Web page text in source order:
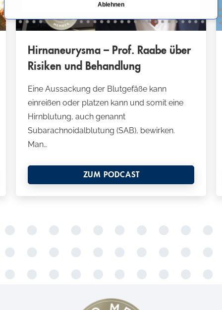
s
a
s
w
h
l
Ablehnen
Hirnaneurysma – Prof. Raabe über
Risiken und Behandlung
Eine Aussackung der Blutgefäße kann
einreißen oder platzen kann und somit eine
Hirnblutung, auch genannt
Subarachnoidalblutung (SAB), bewirken.
Man…
ZUM PODCAST